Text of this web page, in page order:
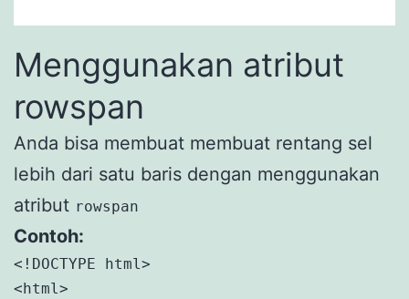
Menggunakan atribut
rowspan
Anda bisa membuat membuat rentang sel
lebih dari satu baris dengan menggunakan
atribut rowspan
Contoh:
<!DOCTYPE html>
<html>